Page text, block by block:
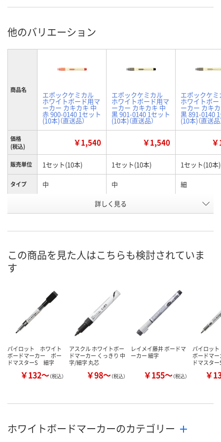
他のバリエーション
商品名
エポックケミカル
ホワイトボード用マ
ーカー カキカキ 中
赤 900-0140 1セット
(10本)（直送品）
エポックケミカル
ホワイトボード用マ
ーカー カキカキ 中
黒 901-0140 1セット
(10本)（直送品）
エポックケミ
ホワイトボ
ーカー カキ
黒 891-0140
(10本)（直送品
価格
(税込)
￥1,540 ￥1,540
販売単位 1セット(10本) 1セット(10本) 1セット(10本)
タイプ 中 中 細
黒
号
お届け日
数量
カゴへ
数量
カゴへ
数量
カ
詳しく見る
この商品を見た人はこちらも検討されていま
す
パイロット ホワイト
ボードマーカー ボー
ドマスターS 細字
￥132～（税込）
アスクル ホワイトボー
ドマーカー くっきり 中
字/細字 丸芯
￥98～（税込）
レイメイ藤井 ボードマ
ーカー 細字
￥155～（税込）
パイロッ
ボードマ
ドマスタ
￥
ホワイトボードマーカーのカテゴリー